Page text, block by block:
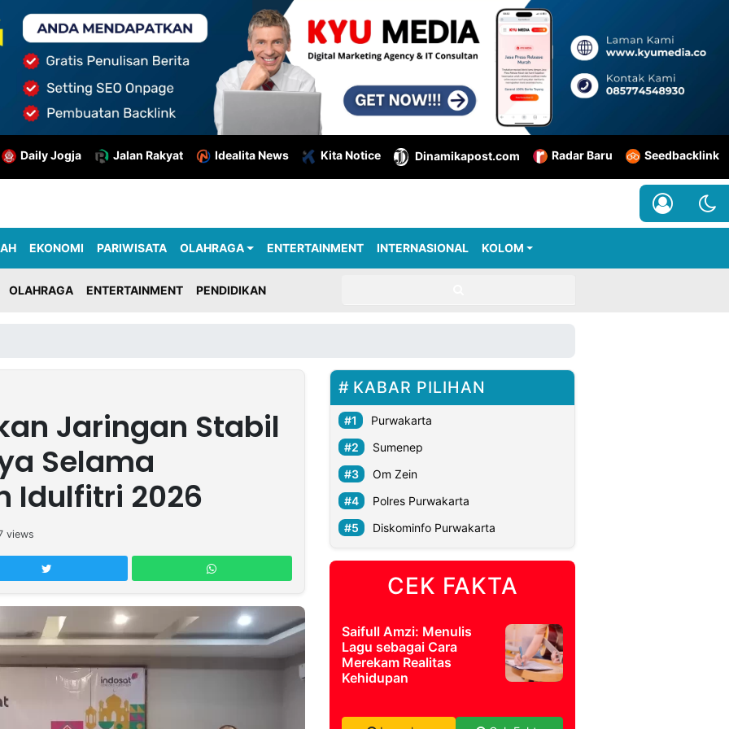
Daily Jogja Jalan Rakyat Idealita News Kita Notice Dinamikapost.com Radar Baru Seedbacklink
EKONOMI PARIWISATA OLAHRAGA ENTERTAINMENT INTERNASIONAL KOLOM
OLAHRAGA ENTERTAINMENT PENDIDIKAN
Jaringan Stabil
Selama
Idulfitri 2026
views
KABAR PILIHAN
Purwakarta
Sumenep
Om Zein
Polres Purwakarta
Diskominfo Purwakarta
CEK FAKTA
Saifull Amzi: Menulis
Lagu sebagai Cara
Merekam Realitas
Kehidupan